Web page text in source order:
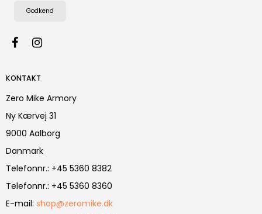
Godkend
KONTAKT
Zero Mike Armory
Ny Kærvej 31
9000 Aalborg
Danmark
Telefonnr.: +45 5360 8382
Telefonnr.: +45 5360 8360
E-mail: shop@zeromike.dk